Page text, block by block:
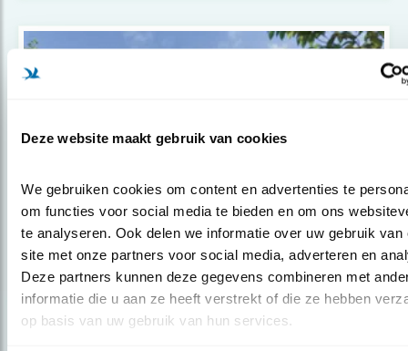
Deze website maakt gebruik van cookies
We gebruiken cookies om content en advertenties te
om functies voor social media te bieden en om ons
te analyseren. Ook delen we informatie over uw gebruik van
site met onze partners voor social media, adverteren en
Deze partners kunnen deze gegevens combineren met
informatie die u aan ze heeft verstrekt of die ze hebben
op basis van uw gebruik van hun services.
Nieuws
Nieuw: gids Natuurinclusief
Ontwikkelen